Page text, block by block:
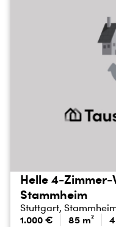
Helle 4-
Stammheim
Stuttgart,
1.000 € 85 m²